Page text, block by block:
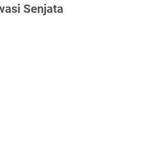
Senjata